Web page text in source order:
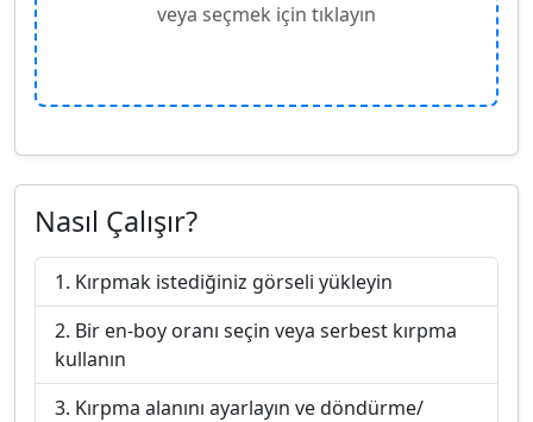
veya seçmek için tıklayın
Nasıl Çalışır?
Kırpmak istediğiniz görseli yükleyin
Bir en-boy oranı seçin veya serbest kırpma
kullanın
Kırpma alanını ayarlayın ve döndürme/